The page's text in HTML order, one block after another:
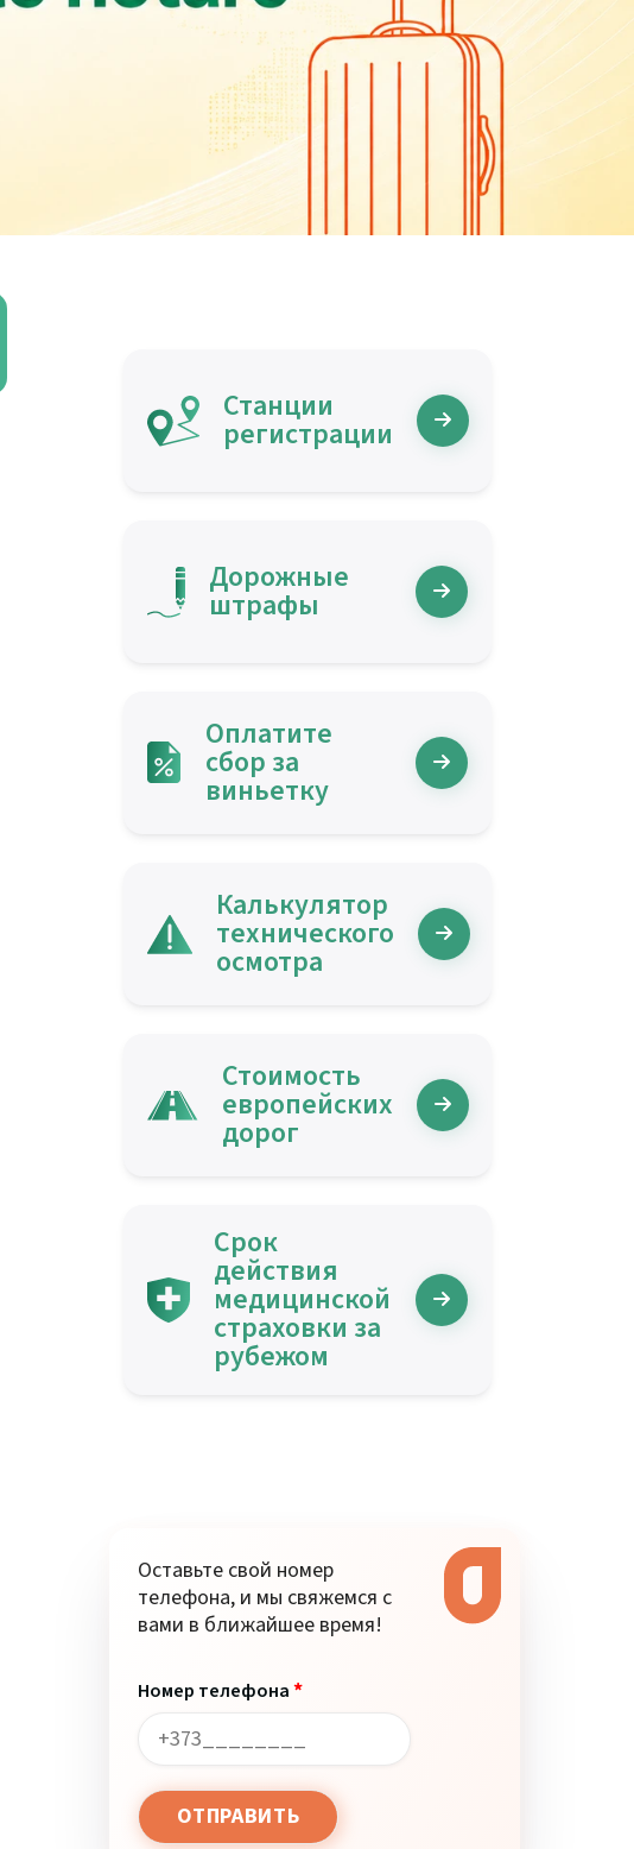
Станции
регистрации
Дорожные
штрафы
Оплатите
сбор за
виньетку
Калькулятор
технического
осмотра
Стоимость
европейских
дорог
Срок
действия
медицинской
страховки за
рубежом
Оставьте свой номер
телефона, и мы свяжемся с
вами в ближайшее время!
Номер телефона*